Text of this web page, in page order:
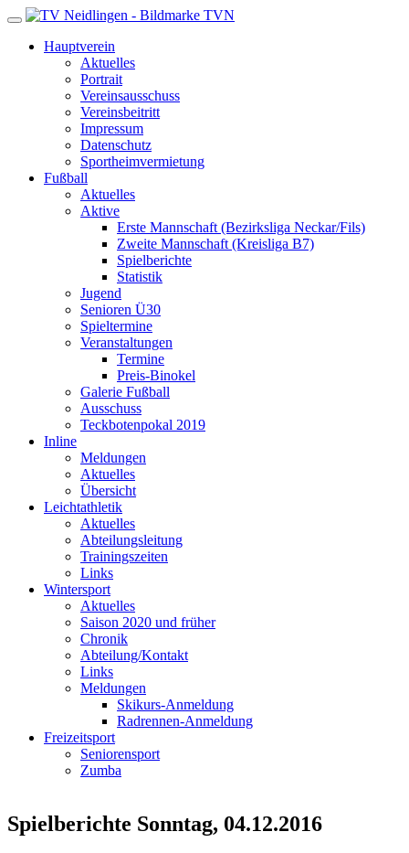
TVN
Hauptverein
Aktuelles
Portrait
Vereinsausschuss
Vereinsbeitritt
Impressum
Datenschutz
Sportheimvermietung
Fußball
Aktuelles
Aktive
Erste Mannschaft (Bezirksliga Neckar/Fils)
Zweite Mannschaft (Kreisliga B7)
Spielberichte
Statistik
Jugend
Senioren Ü30
Spieltermine
Veranstaltungen
Termine
Preis-Binokel
Galerie Fußball
Ausschuss
Teckbotenpokal 2019
Inline
Meldungen
Aktuelles
Übersicht
Leichtathletik
Aktuelles
Abteilungsleitung
Trainingszeiten
Links
Wintersport
Aktuelles
Saison 2020 und früher
Chronik
Abteilung/Kontakt
Links
Meldungen
Skikurs-Anmeldung
Radrennen-Anmeldung
Freizeitsport
Seniorensport
Zumba
Spielberichte Sonntag, 04.12.2016